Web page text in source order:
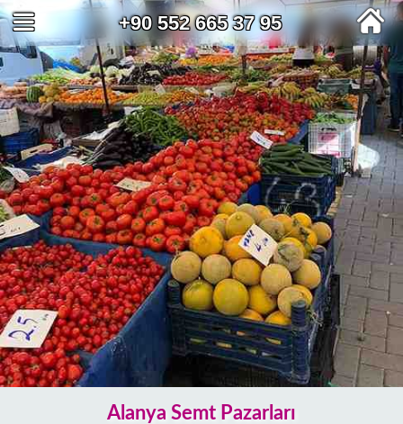
+90 552 665 37 95
Alanya Semt Pazarları